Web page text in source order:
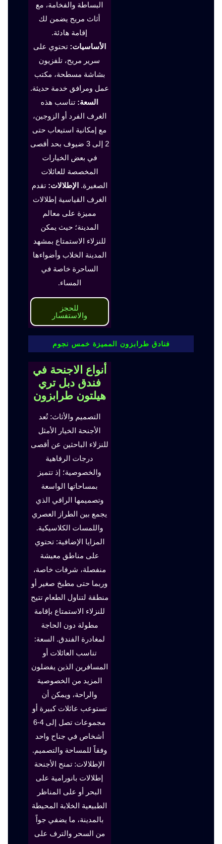
البساطة والفخامة، مع
أثاث مريح يضمن لك
إقامة هادئة.
الأساسيات: تحتوي على
سرير مريح، تلفزيون
بشاشة مسطحة، مكتب
عمل ومرافق خدمة حديثة.
السعة: تناسب هذه
الغرف الفرد أو الزوجين،
مع إمكانية استيعاب حتى
2 إلى 3 ضيوف بحد أقصى
في بعض الخيارات
المخصصة للعائلات
الصغيرة. الإطلالات: تقدم
الغرف القياسية إطلالات
مميزة على معالم
المدينة؛ حيث يمكن
للنزلاء الاستمتاع بمشهد
المدينة الخلاب وأضواءها
الساحرة خاصة في
المساء.
للحجز
والاستفسار
فنادق طرابزون المميزة خمس نجوم
أنواع الاجنحة في
فندق دبل تري
هيلتون طرابزون
التصميم والأثاث: تُعد
الأجنحة الخيار الأمثل
للنزلاء الباحثين عن أقصى
درجات الرفاهية
والخصوصية؛ إذ تتميز
بمساحاتها الواسعة
وتصميمها الراقي الذي
يجمع بين الطراز العصري
واللمسات الكلاسيكية.
المزايا الإضافية: تحتوي
على مناطق معيشة
منفصلة، شرفات خاصة،
وربما حتى مطبخ صغير أو
منطقة لتناول الطعام تتيح
للنزلاء الاستمتاع بإقامة
مطولة دون الحاجة
لمغادرة الفندق. السعة:
تناسب العائلات أو
المسافرين الذين يفضلون
المزيد من الخصوصية
والراحة، ويمكن أن
تستوعب عائلات كبيرة أو
مجموعات تصل إلى 4-6
أشخاص في جناح واحد
وفقاً للمساحة والتصميم.
الإطلالات: تمنح الأجنحة
إطلالات بانورامية على
البحر أو على المناظر
الطبيعية الخلابة المحيطة
بالمدينة، ما يضفي جواً
من السحر والترف على